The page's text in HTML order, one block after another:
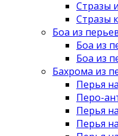
Стразы
Стразы
Боа из
Боа из
Боа из
Бахрома из
Перья
Перо-
Перья
Перья